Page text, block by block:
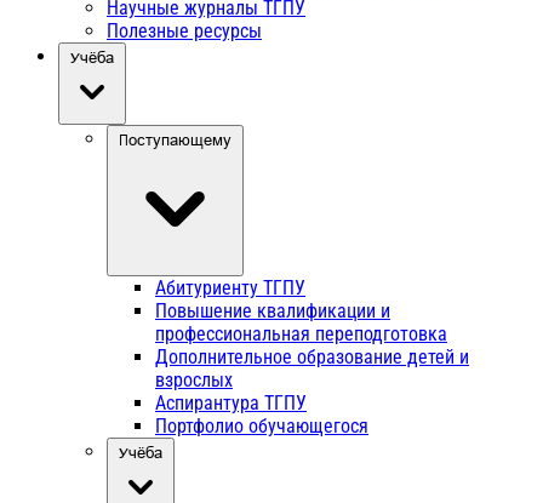
Научные журналы ТГПУ
Полезные ресурсы
Учёба
Поступающему
Абитуриенту ТГПУ
Повышение квалификации и
профессиональная переподготовка
Дополнительное образование детей и
взрослых
Аспирантура ТГПУ
Портфолио обучающегося
Учёба